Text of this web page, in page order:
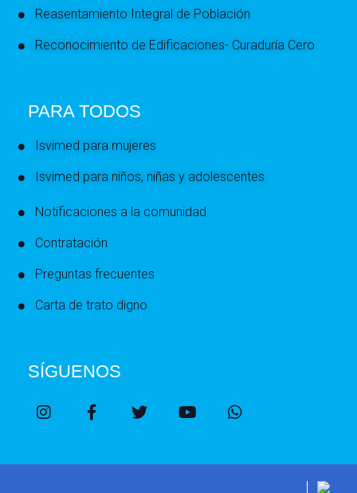
Reasentamiento Integral de Población
Reconocimiento de Edificaciones- Curaduría Cero
PARA TODOS
Isvimed para mujeres
Isvimed para niños, niñas y adolescentes
Notificaciones a la comunidad
Contratación
Preguntas frecuentes
Carta de trato digno
SÍGUENOS